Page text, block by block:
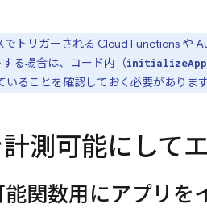
でトリガーされる Cloud Functionsや
る場合は、コード内（
いることを確認しておく必要があります
測可能にして
関数用にアプリを